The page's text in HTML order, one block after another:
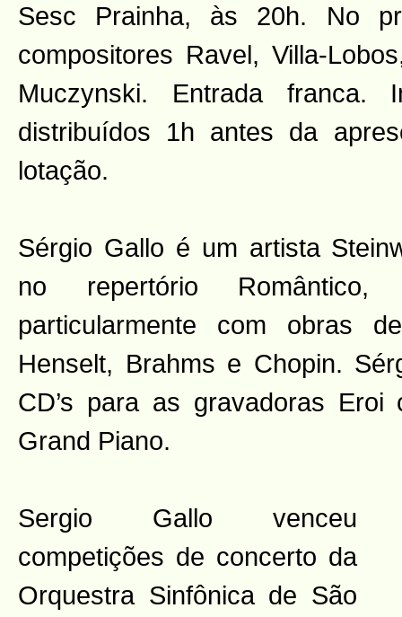
Sesc Prainha, às 20h. No
compositores Ravel, Villa-
Muczynski. Entrada franca.
distribuídos 1h antes da
lotação.
Sérgio Gallo é um artista
no repertório Romântico,
particularmente com obras
Henselt, Brahms e Chopin.
CD’s para as gravadoras Eroi
Grand Piano.
Sergio Gallo venceu
competições de concerto da
Orquestra Sinfônica de São